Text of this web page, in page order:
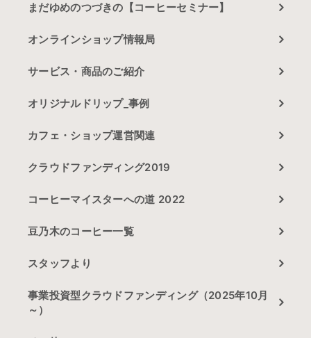
まだゆめのつづきの【コーヒーセミナー】
オンラインショップ情報局
サービス・商品のご紹介
オリジナルドリップ_事例
カフェ・ショップ運営関連
クラウドファンディング2019
コーヒーマイスターへの道 2022
豆乃木のコーヒー一覧
スタッフより
事業投資型クラウドファンディング（2025年10月
～）